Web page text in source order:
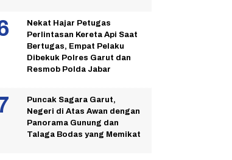
Nekat Hajar Petugas
Perlintasan Kereta Api Saat
Bertugas, Empat Pelaku
Dibekuk Polres Garut dan
Resmob Polda Jabar
Puncak Sagara Garut,
Negeri di Atas Awan dengan
Panorama Gunung dan
Talaga Bodas yang Memikat